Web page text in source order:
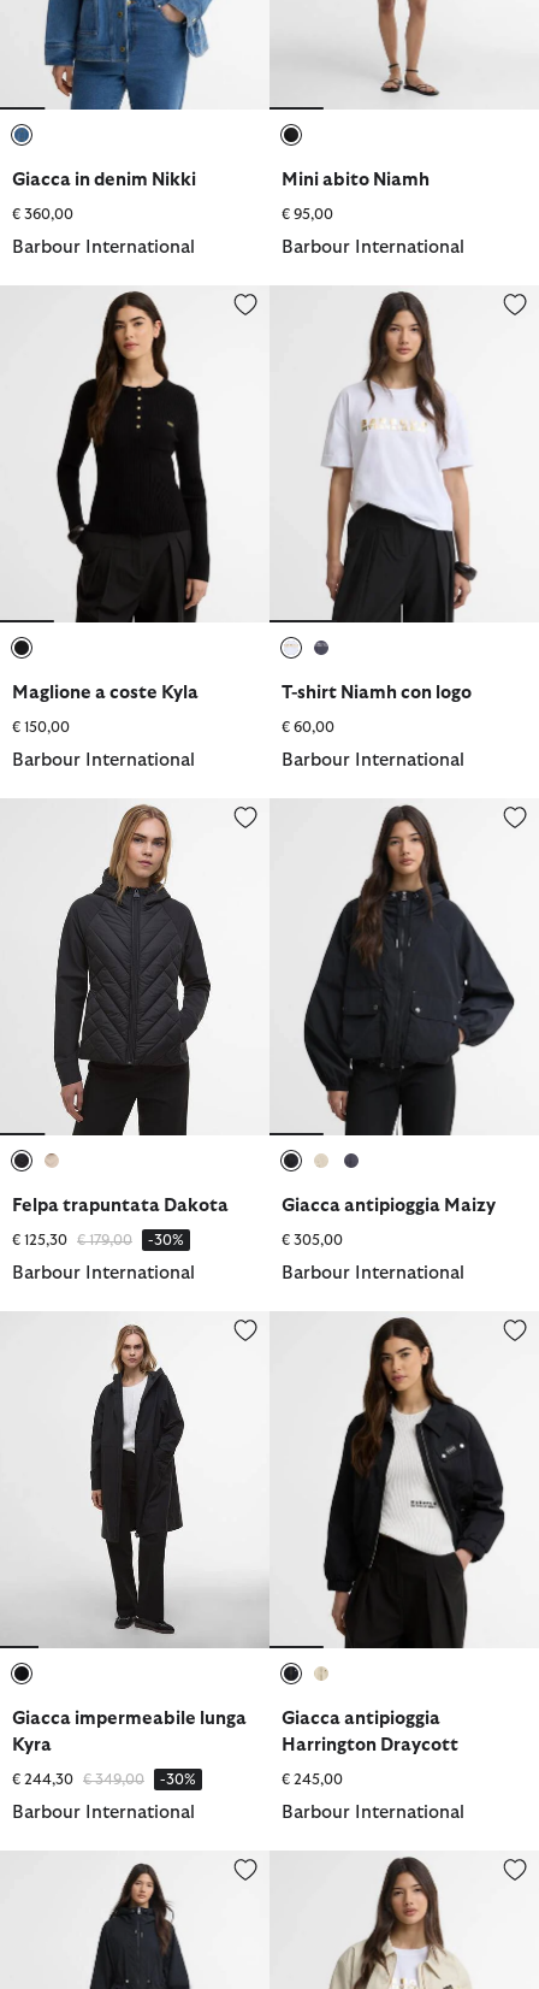
Giacca in denim Nikki
€ 360,00
Barbour International
Mini abito Niamh
€ 95,00
Barbour International
Maglione a coste Kyla
Maglione a coste Kyla
€ 150,00
Barbour International
T-shirt Niamh con logo
T-shirt Niamh con logo
€ 60,00
Barbour International
Felpa trapuntata Dakota
Felpa trapuntata Dakota
€ 125,30 Prezzo ridotto da
€ 179,00a -30%
Barbour International
Giacca antipioggia Maizy
Giacca antipioggia Maizy
€ 305,00
Barbour International
Giacca impermeabile lunga Kyra
Giacca impermeabile lunga
Kyra
€ 244,30 Prezzo ridotto da
€ 349,00a -30%
Barbour International
Giacca antipioggia Harrington
Giacca antipioggia
Harrington Draycott
€ 245,00
Barbour International
Giacca antipioggia Danica Giacca antipioggia Harrington